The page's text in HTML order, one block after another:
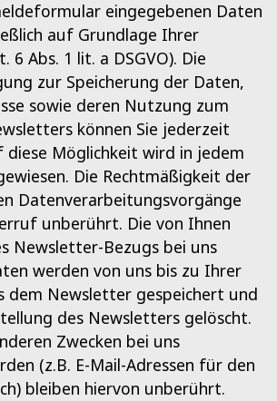
eingegebenen Daten
auf Grundlage Ihrer
6 Abs. 1 lit. a DSGVO). Die
zur Speicherung der Daten,
sowie deren Nutzung zum
können Sie jederzeit
Möglichkeit wird in jedem
Die Rechtmäßigkeit der
Datenverarbeitungsvorgänge
unberührt. Die von Ihnen
Newsletter-Bezugs bei uns
werden von uns bis zu Ihrer
dem Newsletter gespeichert und
des Newsletters gelöscht.
Zwecken bei uns
(z.B. E-Mail-Adressen für den
bleiben hiervon unberührt.